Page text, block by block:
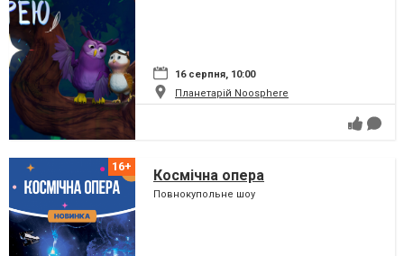
16 серпня, 10:00
Планетарій Noosphere
Космічна опера
Повнокупольне шоу